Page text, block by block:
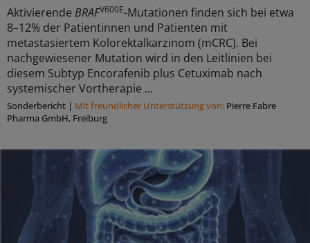
Aktivierende BRAFV600E-Mutationen finden sich bei etwa
8–12% der Patientinnen und Patienten mit
metastasiertem Kolorektalkarzinom (mCRC). Bei
nachgewiesener Mutation wird in den Leitlinien bei
diesem Subtyp Encorafenib plus Cetuximab nach
systemischer Vortherapie ...
Sonderbericht | Mit freundlicher Unterstützung von: Pierre Fabre
Pharma GmbH, Freiburg